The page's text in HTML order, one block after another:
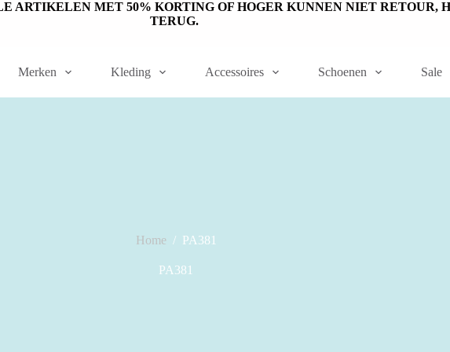
ARTIKELEN MET 50% KORTING OF HOGER KUNNEN NIET RETOUR,
TERUG.
Merken Kleding Accessoires Schoenen Sale
Home / PA381
PA381